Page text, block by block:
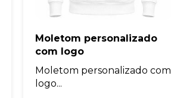
Moletom personalizado
com logo
Moletom personalizado com
logo...